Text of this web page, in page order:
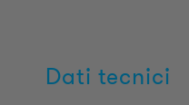
Dati tecnici